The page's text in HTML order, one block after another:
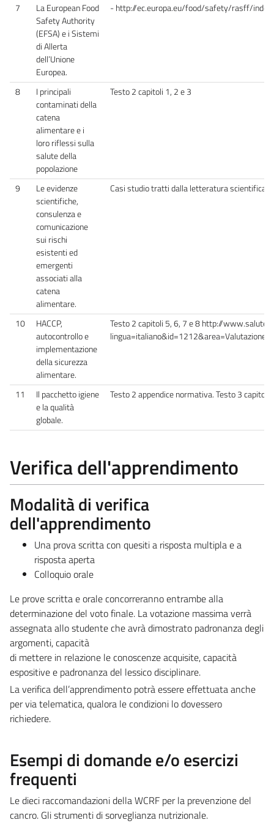
7
La European Food
Safety Authority
(EFSA) e i Sistemi
di Allerta
dell’Unione
Europea.
- http://ec.europa.eu/food/safety/rasff/
8
I principali
contaminati della
catena
alimentare e i
loro riflessi sulla
salute della
popolazione
Testo 2 capitoli 1, 2 e 3
9
Le evidenze
scientifiche,
consulenza e
comunicazione
sui rischi
esistenti ed
emergenti
associati alla
catena
alimentare.
Casi studio tratti dalla letteratura scientifica
10
HACCP,
autocontrollo e
implementazione
della sicurezza
alimentare.
Testo 2 capitoli 5, 6, 7 e 8 http://
11
Il pacchetto igiene
e la qualità
globale.
Testo 2 appendice normativa. Testo 3
Verifica dell'apprendimento
Modalità di verifica
dell'apprendimento
Una prova scritta con quesiti a risposta multipla e a
risposta aperta
Colloquio orale
Le prove scritta e orale concorreranno entrambe alla
determinazione del voto finale. La votazione massima verrà
assegnata allo studente che avrà dimostrato padronanza degli
argomenti, capacità
di mettere in relazione le conoscenze acquisite, capacità
espositive e padronanza del lessico disciplinare.
La verifica dell’apprendimento potrà essere effettuata anche
per via telematica, qualora le condizioni lo dovessero
richiedere.
Esempi di domande e/o esercizi
frequenti
Le dieci raccomandazioni della WCRF per la prevenzione del
cancro. Gli strumenti di sorveglianza nutrizionale.